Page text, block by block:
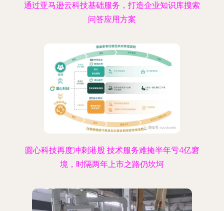
通过亚马逊云科技基础服务，打造企业知识库搜索
问答应用方案
圆心科技再度冲刺港股 技术服务难掩半年亏4亿窘
境，时隔两年上市之路仍坎坷